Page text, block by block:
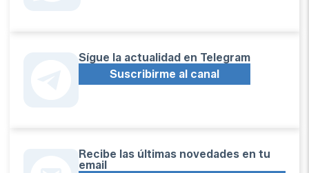
Sígue la actualidad en Telegram
Suscribirme al canal
Recibe las últimas novedades en tu
email